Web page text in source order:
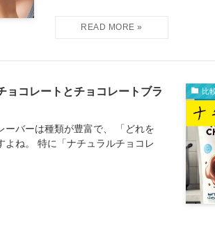
比
ョコレートとチョコレートブラ
ーバーは種類が豊富で、 「どれを
ね。 特に「ナチュラルチョコレ